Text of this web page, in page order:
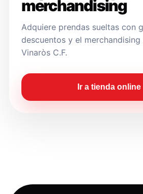
merchandising
Adquiere prendas sueltas con
descuentos y el
Vinaròs C.F.
Ir a tienda